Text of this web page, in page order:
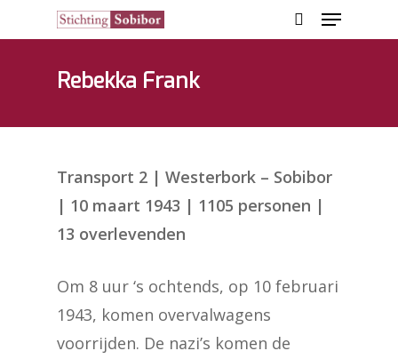
Rebekka Frank
Transport 2 | Westerbork – Sobibor
| 10 maart 1943 | 1105 personen |
13 overlevenden
Om 8 uur ‘s ochtends, op 10 februari
1943, komen overvalwagens
voorrijden. De nazi’s komen de